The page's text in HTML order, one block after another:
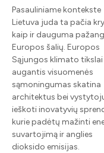
Pasauliniame kontekste
Lietuva juda ta pačia
kaip ir dauguma
Europos šalių. Europos
Sąjungos klimato tikslai
augantis visuomenės
sąmoningumas skatina
architektus bei
ieškoti inovatyvių
kurie padėtų mažinti
suvartojimą ir anglies
dioksido emisijas.